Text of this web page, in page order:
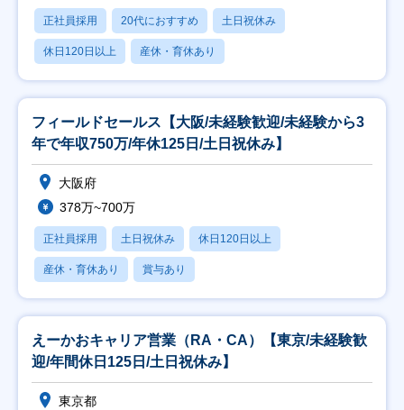
正社員採用 20代におすすめ 土日祝休み
休日120日以上 産休・育休あり
フィールドセールス【大阪/未経験歓迎/未経験から3
年で年収750万/年休125日/土日祝休み】
大阪府
378万~700万
正社員採用 土日祝休み 休日120日以上
産休・育休あり 賞与あり
えーかおキャリア営業（RA・CA）【東京/未経験歓
迎/年間休日125日/土日祝休み】
東京都